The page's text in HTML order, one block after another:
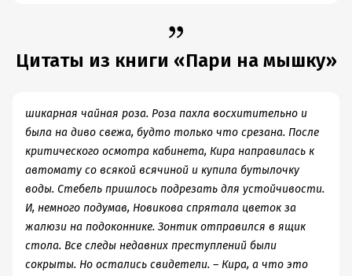
Цитаты из книги «Пари на мышку»
шикарная чайная роза. Роза пахла восхитительно и
была на диво свежа, будто только что срезана. После
критического осмотра кабинета, Кира направилась к
автомату со всякой всячиной и купила бутылочку
воды. Стебель пришлось подрезать для устойчивости.
И, немного подумав, Новикова спрятала цветок за
жалюзи на подоконнике. Зонтик отправился в ящик
стола. Все следы недавних преступлений были
сокрыты. Но остались свидетели. – Кира, а что это